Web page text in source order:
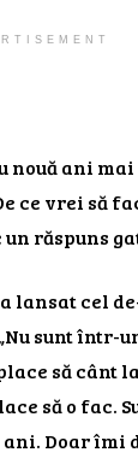
nouă ani
ce vrei să
răspuns
lansat cel
sunt într-
să cânt
să o fac.
ani. Doar îmi